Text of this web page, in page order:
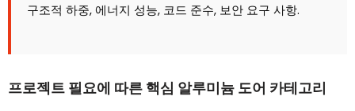
구조적 하중, 에너지 성능, 코드 준수, 보안 요구 사항.
프로젝트 필요에 따른 핵심 알루미늄 도어 카테고리